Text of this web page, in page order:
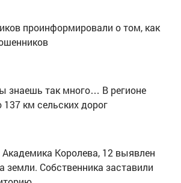
проинформировали о том, как
знаешь так много… В регионе
км сельских дорог
Академика Королева, 12 выявлен
земли. Собственника заставили